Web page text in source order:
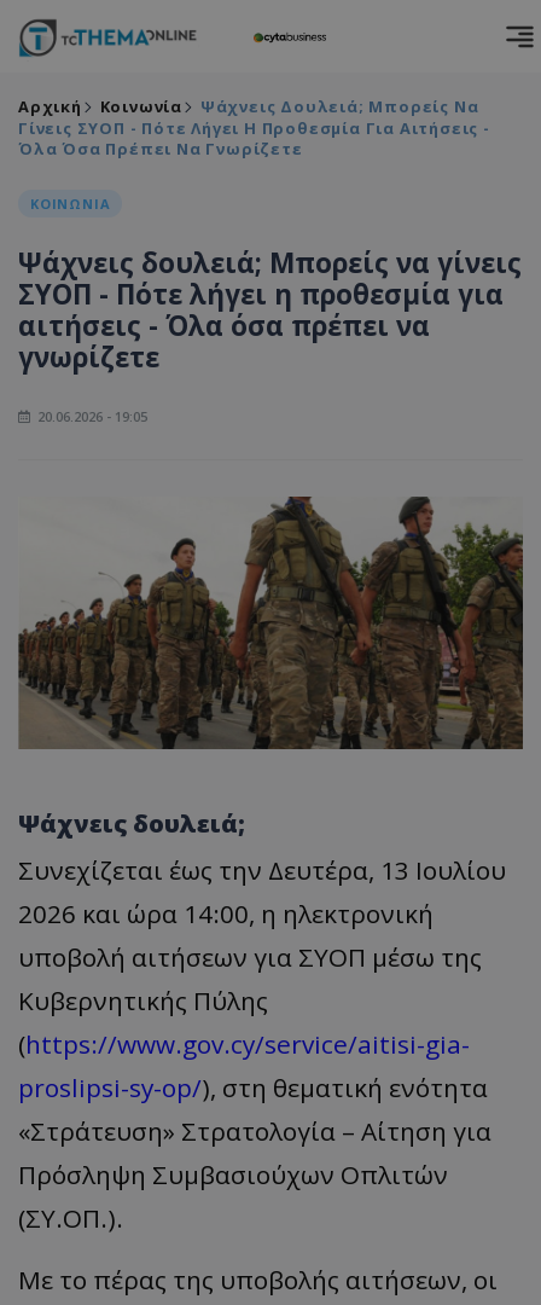
Αρχική Κοινωνία
Ψάχνεις Δουλειά; Μπορείς Να
Γίνεις ΣΥΟΠ - Πότε Λήγει Η Προθεσμία Για Αιτήσεις -
Όλα Όσα Πρέπει Να Γνωρίζετε
ΚΟΙΝΩΝΙΑ
Ψάχνεις δουλειά; Μπορείς να γίνεις
ΣΥΟΠ - Πότε λήγει η προθεσμία για
αιτήσεις - Όλα όσα πρέπει να
γνωρίζετε
20.06.2026 - 19:05
Ψάχνεις δουλειά;
Συνεχίζεται έως την Δευτέρα, 13 Ιουλίου
2026 και ώρα 14:00, η ηλεκτρονική
υποβολή αιτήσεων για ΣΥΟΠ μέσω της
Κυβερνητικής Πύλης
(https://www.gov.cy/service/aitisi-gia-
proslipsi-sy-op/), στη θεματική ενότητα
«Στράτευση» Στρατολογία – Αίτηση για
Πρόσληψη Συμβασιούχων Οπλιτών
(ΣΥ.ΟΠ.).
Με το πέρας της υποβολής αιτήσεων, οι